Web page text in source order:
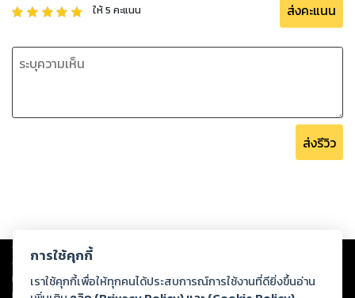
ให้5 คะแนน ส่งคะแนน
ส่งรีวิว
Copyright © 2026
ต่อผลงานหรือเนื้อหาใดที่อัปโหลดผ่านเว็บไซต์และปรากฏว่าละเมิดสิทธิใน
ทรัพย์สินทางปัญญาของบุคคลอื่นหรือขัดต่อกฎหมายและศีลธรรม ดังนั้น ผู้อ่าน
ทุกท่านโปรดใช้วิจารณญาณในการกลั่นกรองด้วยตนเอง และหากท่านพบว่าส่วน
การใช้คุกกี้
เราใช้คุกกี้เพื่อให้ทุกคนได้ประสบการณ์การใช้งานที่ดียิ่งขึ้นอ่าน